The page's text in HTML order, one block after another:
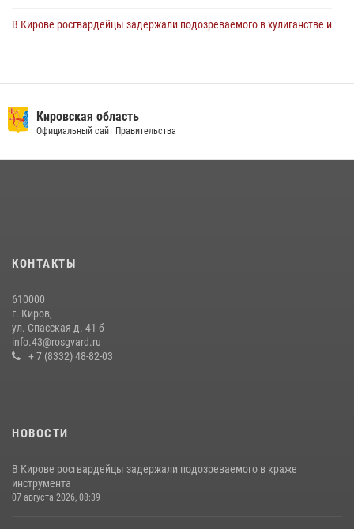
В Кирове росгвардейцы задержали подозреваемого в хулиганстве и
вневедомственную охрану и поступления в ведомственные вузы
22 июля 2026, 14:51 1 2
молодоженов
Кировские росгвардейцы задержали неоднократно судимую
гражданку, подозреваемую в краже
21 июля 2026, 08:20
Кировская область
Официальный сайт Правительства
КОНТАКТЫ
610000
г. Киров,
ул. Спасская д. 41 б
info.43@rosgvard.ru
+ 7 (8332) 48-82-03
НОВОСТИ
В Кирове росгвардейцы задержали подозреваемого в краже
инструмента
07 августа 2026, 08:39